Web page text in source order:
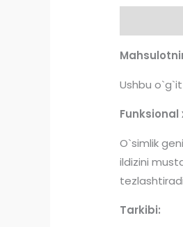
Ushbu
O`simlik
ildizini
Tarkibi: